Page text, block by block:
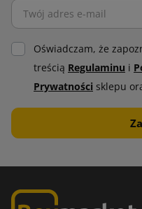
Oświadczam, że
treścią Regulaminu i
Prywatności sklepu